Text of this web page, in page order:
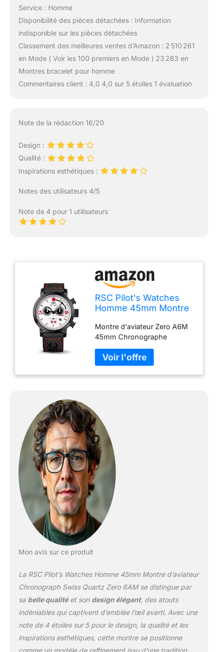
Service : Homme
Disponibilité des pièces détachées : Information
indisponible sur les pièces détachées
Classement des meilleures ventes d’Amazon : 2 510 261
en Mode ( Voir les 100 premiers en Mode ) 23 283 en
Montres bracelet pour homme
Commentaires client : 4,0 4,0 sur 5 étoiles 1 évaluation
Note de la rédaction 16/20
Design :
Qualité :
Inspirations esthétiques :
Notes des utilisateurs 4/5
Note de 4 pour 1 utilisateurs
RSC Pilot's Watches
Homme 45mm Montre
Chronograph Swiss
Quartz Zero 6AM
(Black Red)
Montre d'aviateur Zero A6M
45mm Chronographe
Mon avis sur ce produit
La RSC Pilot’s Watches Homme 45mm Montre d’aviateur
Chronograph Swiss Quartz Zero 6AM se distingue par
sa belle qualitéet son design élégant, des atouts
indéniables qui captivent d’emblée l’œil averti. Avec une
note de 4 étoiles sur 5 pour le design, la qualité et les
inspirations esthétiques, cette montre se positionne
comme un modèle de raffinement issu d’une tradition